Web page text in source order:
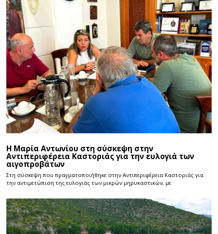
Η Μαρία Αντωνίου στη σύσκεψη στην
Αντιπεριφέρεια Καστοριάς για την ευλογιά των
αιγοπροβάτων
Στη σύσκεψη που πραγματοποιήθηκε στην Αντιπεριφέρεια Καστοριάς για
την αντιμετώπιση της ευλογιάς των μικρών μηρυκαστικών, με